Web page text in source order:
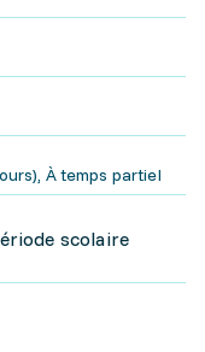
À temps partiel
scolaire